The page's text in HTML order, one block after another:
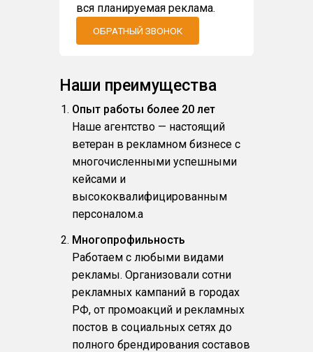
вся планируемая реклама.
ОБРАТНЫЙ ЗВОНОК
Наши преимущества
Опыт работы более 20 лет
Наше агентство — настоящий
ветеран в рекламном бизнесе с
многочисленными успешными
кейсами и
высококвалифицированным
персоналом.a
Многопрофильность
Работаем с любыми видами
рекламы. Организовали сотни
рекламных кампаний в городах
РФ, от промоакций и рекламных
постов в социальных сетях до
полного брендирования составов